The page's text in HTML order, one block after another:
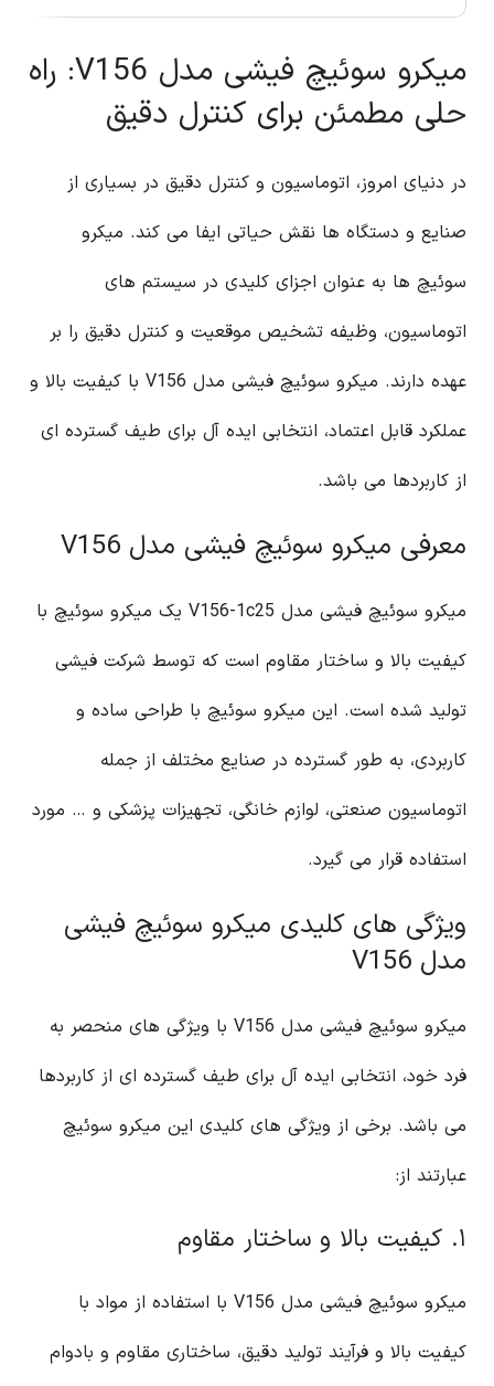
میکرو سوئیچ فیشی مدل V156: راه
حلی مطمئن برای کنترل دقیق
در دنیای امروز، اتوماسیون و کنترل دقیق در بسیاری از
صنایع و دستگاه ها نقش حیاتی ایفا می کند. میکرو
سوئیچ ها به عنوان اجزای کلیدی در سیستم های
اتوماسیون، وظیفه تشخیص موقعیت و کنترل دقیق را بر
عهده دارند. میکرو سوئیچ فیشی مدل V156 با کیفیت بالا و
عملکرد قابل اعتماد، انتخابی ایده آل برای طیف گسترده ای
از کاربردها می باشد.
معرفی میکرو سوئیچ فیشی مدل V156
میکرو سوئیچ فیشی مدل V156-1c25 یک میکرو سوئیچ با
کیفیت بالا و ساختار مقاوم است که توسط شرکت فیشی
تولید شده است. این میکرو سوئیچ با طراحی ساده و
کاربردی، به طور گسترده در صنایع مختلف از جمله
اتوماسیون صنعتی، لوازم خانگی، تجهیزات پزشکی و … مورد
استفاده قرار می گیرد.
ویژگی های کلیدی میکرو سوئیچ فیشی
مدل V156
میکرو سوئیچ فیشی مدل V156 با ویژگی های منحصر به
فرد خود، انتخابی ایده آل برای طیف گسترده ای از کاربردها
می باشد. برخی از ویژگی های کلیدی این میکرو سوئیچ
عبارتند از:
۱. کیفیت بالا و ساختار مقاوم
میکرو سوئیچ فیشی مدل V156 با استفاده از مواد با
کیفیت بالا و فرآیند تولید دقیق، ساختاری مقاوم و بادوام